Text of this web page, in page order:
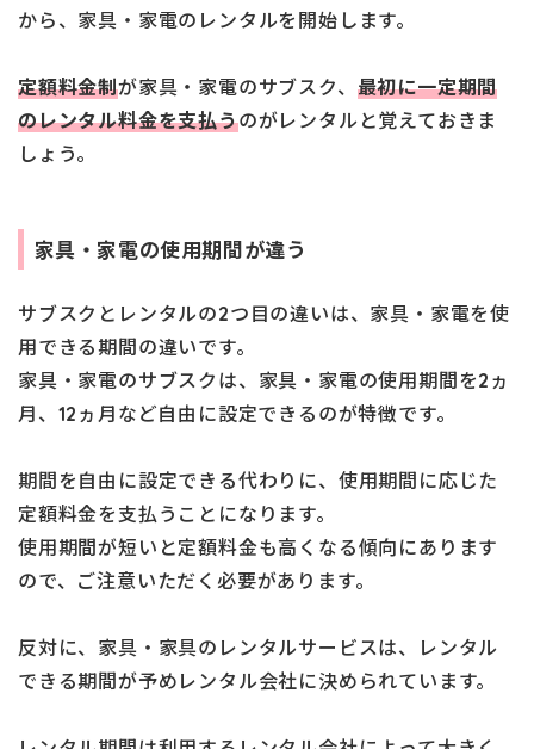
から、家具・家電のレンタルを開始します。
定額料金制が家具・家電のサブスク、 最初に一定期間
のレンタル料金を支払うのがレンタルと覚えておきま
しょう。
家具・家電の使用期間が違う
サブスクとレンタルの2つ目の違いは、家具・家電を使
用できる期間の違いです。
家具・家電のサブスクは、家具・家電の使用期間を2ヵ
月、12ヵ月など自由に設定できるのが特徴です。
期間を自由に設定できる代わりに、使用期間に応じた
定額料金を支払うことになります。
使用期間が短いと定額料金も高くなる傾向にあります
ので、ご注意いただく必要があります。
反対に、家具・家具のレンタルサービスは、レンタル
できる期間が予めレンタル会社に決められています。